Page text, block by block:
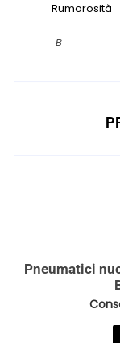
Rumorosità
B
Pneumatici